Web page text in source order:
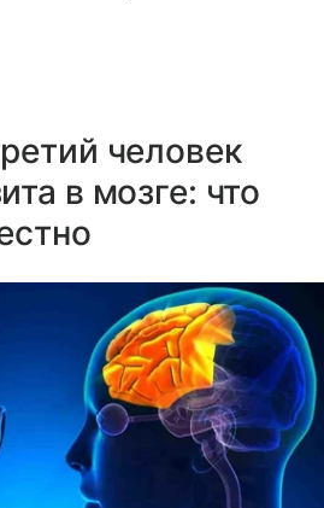
человек
в мозге: что